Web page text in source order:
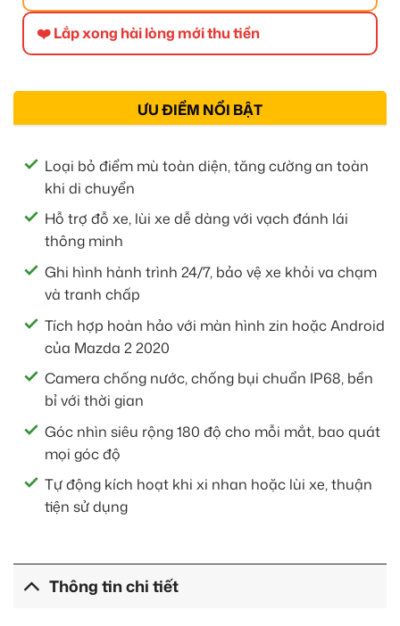
❤️ Lắp xong hài lòng mới thu tiền
ƯU ĐIỂM NỔI BẬT
Loại bỏ điểm mù toàn diện, tăng cường an toàn
khi di chuyển
Hỗ trợ đỗ xe, lùi xe dễ dàng với vạch đánh lái
thông minh
Ghi hình hành trình 24/7, bảo vệ xe khỏi va chạm
và tranh chấp
Tích hợp hoàn hảo với màn hình zin hoặc Android
của Mazda 2 2020
Camera chống nước, chống bụi chuẩn IP68, bền
bỉ với thời gian
Góc nhìn siêu rộng 180 độ cho mỗi mắt, bao quát
mọi góc độ
Tự động kích hoạt khi xi nhan hoặc lùi xe, thuận
tiện sử dụng
Thông tin chi tiết